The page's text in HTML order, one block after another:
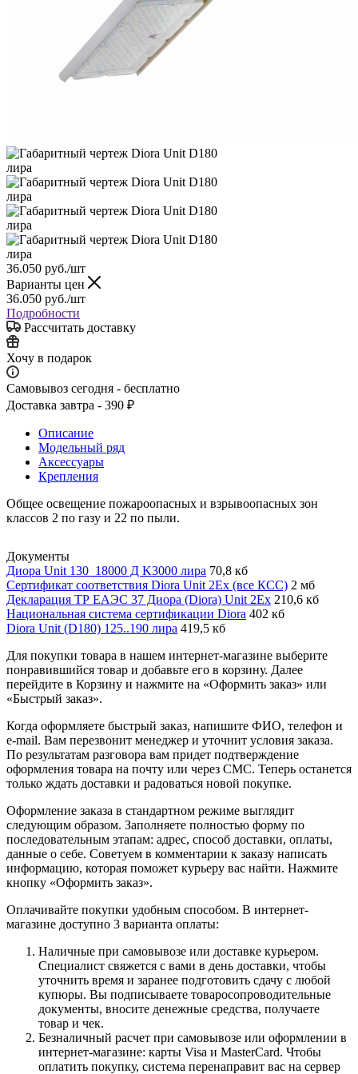
36.050 руб./шт
Варианты цен
36.050 руб./шт
Подробности
Рассчитать доставку
Хочу в подарок
Самовывоз сегодня - бесплатно
Доставка завтра - 390 ₽
Описание
Модельный ряд
Аксессуары
Крепления
Общее освещение пожароопасных и взрывоопасных зон
классов 2 по газу и 22 по пыли.
Документы
Диора Unit 130_18000 Д K3000 лира 70,8 кб
Сертификат соответствия Diora Unit 2Ex (все КСС) 2 мб
Декларация ТР ЕАЭС 37 Диора (Diora) Unit 2Ex 210,6 кб
Национальная система сертификации Diora 402 кб
Diora Unit (D180) 125..190 лира 419,5 кб
Для покупки товара в нашем интернет-магазине выберите
понравившийся товар и добавьте его в корзину. Далее
перейдите в Корзину и нажмите на «Оформить заказ» или
«Быстрый заказ».
Когда оформляете быстрый заказ, напишите ФИО, телефон и
e-mail. Вам перезвонит менеджер и уточнит условия заказа.
По результатам разговора вам придет подтверждение
оформления товара на почту или через СМС. Теперь останется
только ждать доставки и радоваться новой покупке.
Оформление заказа в стандартном режиме выглядит
следующим образом. Заполняете полностью форму по
последовательным этапам: адрес, способ доставки, оплаты,
данные о себе. Советуем в комментарии к заказу написать
информацию, которая поможет курьеру вас найти. Нажмите
кнопку «Оформить заказ».
Оплачивайте покупки удобным способом. В интернет-
магазине доступно 3 варианта оплаты:
Наличные при самовывозе или доставке курьером.
Специалист свяжется с вами в день доставки, чтобы
уточнить время и заранее подготовить сдачу с любой
купюры. Вы подписываете товаросопроводительные
документы, вносите денежные средства, получаете
товар и чек.
Безналичный расчет при самовывозе или оформлении в
интернет-магазине: карты Visa и MasterCard. Чтобы
оплатить покупку, система перенаправит вас на сервер